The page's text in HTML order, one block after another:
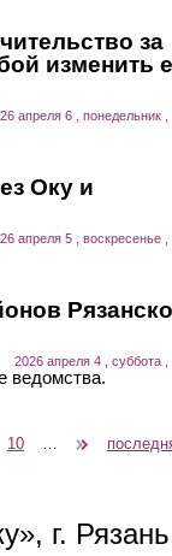
за
изменить
апреля 6 , понедельник ,
Оку и
апреля 5 , воскресенье ,
2026 апреля 4 , суббота ,
ведомства.
10
г.